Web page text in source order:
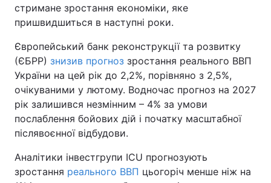
стримане зростання економіки, яке
пришвидшиться в наступні роки.
Європейський банк реконструкції та розвитку
(ЄБРР) знизив прогноз зростання реального ВВП
України на цей рік до 2,2%, порівняно з 2,5%,
очікуваними у лютому. Водночас прогноз на 2027
рік залишився незмінним – 4% за умови
послаблення бойових дій і початку масштабної
післявоєнної відбудови.
Аналітики інвестгрупи ICU прогнозують
зростання реального ВВП цьогоріч менше ніж на